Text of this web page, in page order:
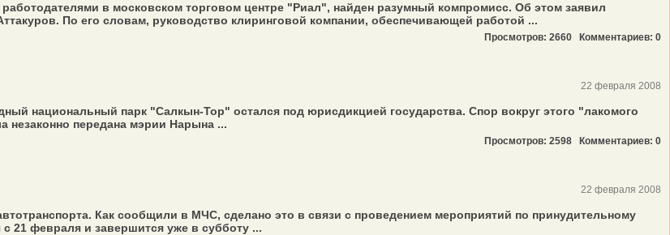
в московском торговом центре "Риал", найден разумный компромисс. Об этом заявил
По его словам, руководство клиринговой компании, обеспечивающей работой ...
Просмотров: 2660 Комментариев: 0
22 февраля 2008
национальный парк "Салкын-Тор" остался под юрисдикцией государства. Спор вокруг этого "лакомого
незаконно передана мэрии Нарына ...
Просмотров: 2598 Комментариев: 0
22 февраля 2008
Как сообщили в МЧС, сделано это в связи с проведением мероприятий по принудительному
21 февраля и завершится уже в субботу ...